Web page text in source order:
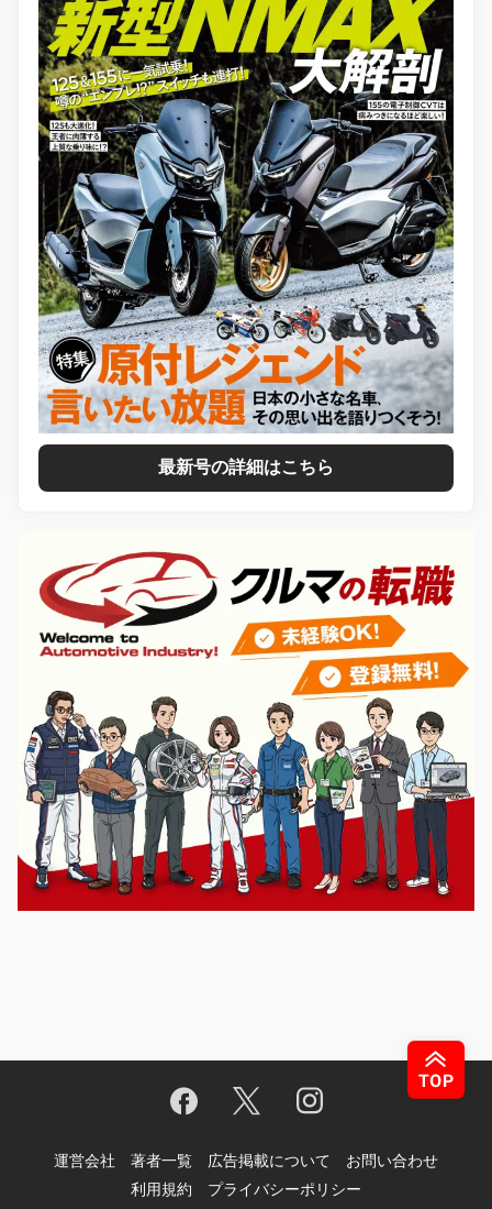
最新号の詳細はこちら
運営会社 著者一覧 広告掲載について
お問い合わせ
利用規約
プライバシーポリシー